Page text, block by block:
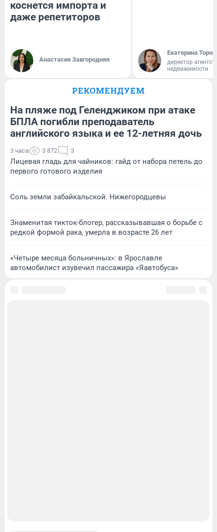
коснется импорта и
даже репетиторов
Анастасия Завгородняя
Екатерина
директор
недвижимости
РЕКОМЕНДУЕМ
На пляже под Геленджиком при атаке
БПЛА погибли преподаватель
английского языка и ее 12-летняя дочь
3 часа 3 872 3
Лицевая гладь для чайников: гайд от набора петель до
первого готового изделия
Соль земли забайкальской. Нижегородцевы
Знаменитая тикток-блогер, рассказывавшая о борьбе с
редкой формой рака, умерла в возрасте 26 лет
«Четыре месяца больничных»: в Ярославле
автомобилист изувечил пассажира «Яавтобуса»